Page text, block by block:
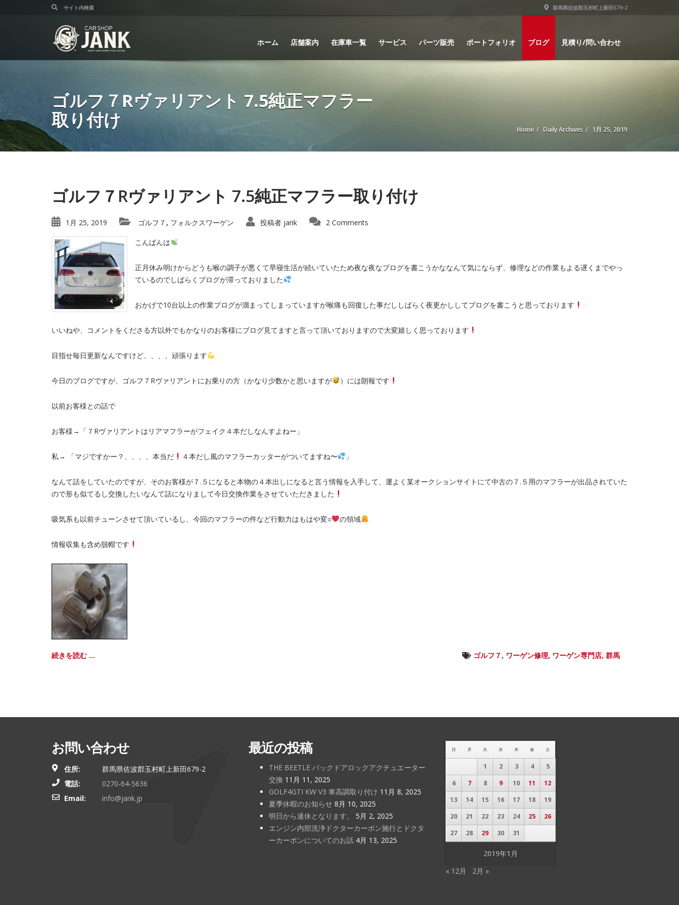
群馬県佐波郡玉村町上新田679-2
ホーム 店舗案内 在庫車一覧 サービス パーツ販売 ポートフォリオ ブログ 見積り/問い合わせ
ゴルフ７Rヴァリアント 7.5純正マフラー
取り付け
Home Daily Archives 1月 25, 2019
ゴルフ７Rヴァリアント 7.5純正マフラー取り付け
1月 25, 2019 ゴルフ７ , フォルクスワーゲン 投稿者 jank 2 Comments
こんばんは
正月休み明けからどうも喉の調子が悪くて早寝生活が続いていたため夜な夜なブログを書こうかななんて気にならず、修理などの作業もよる遅くまでやっ
ているのでしばらくブログが滞っておりました
おかげで10台以上の作業ブログが溜まってしまっていますが喉痛も回復した事だししばらく夜更かししてブログを書こうと思っております
いいねや、コメントをくださる方以外でもかなりのお客様にブログ見てますと言って頂いておりますので大変嬉しく思っております
目指せ毎日更新なんですけど、、、、頑張ります
今日のブログですが、ゴルフ７Rヴァリアントにお乗りの方（かなり少数かと思いますが ）には朗報です
以前お客様との話で
お客様→「７Rヴァリアントはリアマフラーがフェイク４本だしなんすよねー」
私→ 「マジですかー？、、、、本当だ ４本だし風のマフラーカッターがついてますね〜 」
なんて話をしていたのですが、そのお客様が７.５になると本物の４本出しになると言う情報を入手して、運よく某オークションサイトにて中古の７.５用のマフラーが出品されていた
ので形も似てるし交換したいなんて話になりまして今日交換作業をさせていただきました
吸気系も以前チューンさせて頂いているし、今回のマフラーの件など行動力はもはや変○ の領域
情報収集も含め脱帽です
続きを読む ... ゴルフ７ , ワーゲン修理, ワーゲン専門店, 群馬
お問い合わせ
住所:
群馬県佐波郡玉村町上新田679-2
電話:
0270-64-5636
Email:
info@jank.jp
最近の投稿
THE BEETLE バックドアロックアクチュエーター
交換 11月 11, 2025
GOLF4GTI KW V3 車高調取り付け 11月 8, 2025
夏季休暇のお知らせ 8月 10, 2025
明日から連休となります。
5月 2, 2025
エンジン内部洗浄ドクターカーボン施行とドクタ
ーカーボンについてのお話 4月 13, 2025
2019年1月
日 月 火 水 木 金 土
1 2 3 4
5
6
7 8 9 10 11
12
13
14 15 16 17 18
19
20
21 22 23 24 25
26
27
28 29 30 31
« 12月 2月 »